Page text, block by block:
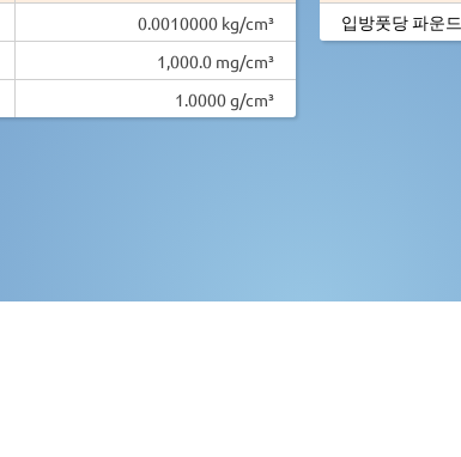
0.0010000 kg/cm³
1,000.0 mg/cm³
1.0000 g/cm³
입방풋당 파운드